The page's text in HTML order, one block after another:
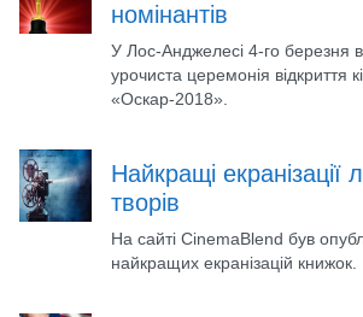
номінантів
У Лос-Анджелесі 4-го березня
урочиста церемонія відкриття
«Оскар-2018».
Найкращі екранізації
творів
На сайті CinemaBlend був
найкращих екранізацій книжок.